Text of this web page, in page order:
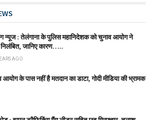
न्यूज : तेलंगाना के पुलिस महानिदेशक को चुनाव आयोग ने
निलंबित, जानिए कारण…..
AGO
के पास नहीं है मतदान का डाटा, गोदी मीडिया की भ्रामक